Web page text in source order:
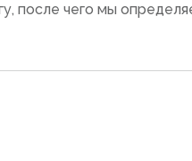
после чего мы